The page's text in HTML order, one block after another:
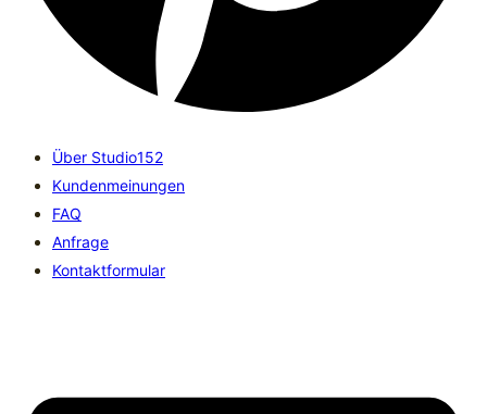
Über Studio152
Kundenmeinungen
FAQ
Anfrage
Kontaktformular